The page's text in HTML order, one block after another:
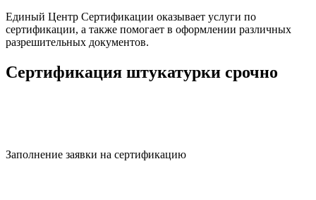
Единый Центр Сертификации оказывает услуги по
сертификации, а также помогает в оформлении различных
разрешительных документов.
Сертификация штукатурки срочно
Заполнение заявки на сертификацию